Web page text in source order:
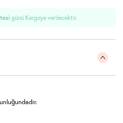
günü Kargoya verilecektir.